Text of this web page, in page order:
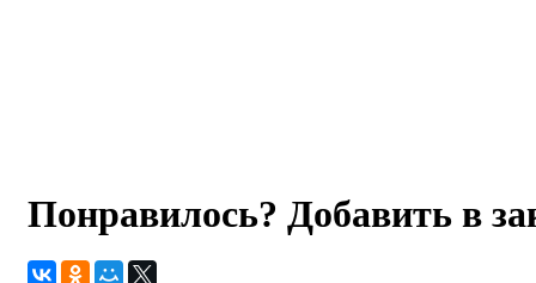
Понравилось? Добавить в